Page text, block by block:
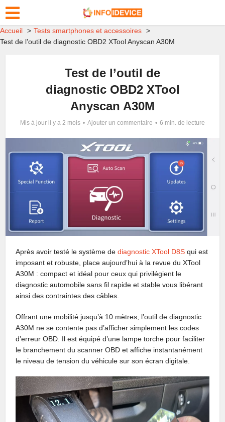
Accueil
Tests smartphones et accessoires
Test de l’outil de diagnostic OBD2 XTool Anyscan A30M
Test de l’outil de
diagnostic OBD2 XTool
Anyscan A30M
Mis à jour il y a 2 mois Ajouter un commentaire 6 min. de lecture
Après avoir testé le système dediagnostic XTool D8S qui est
imposant et robuste, place aujourd’hui à la revue du XTool
A30M : compact et idéal pour ceux qui privilégient le
diagnostic automobile sans fil rapide et stable vous libérant
ainsi des contraintes des câbles.
Offrant une mobilité jusqu’à 10 mètres, l’outil de diagnostic
A30M ne se contente pas d’afficher simplement les codes
d’erreur OBD. Il est équipé d’une lampe torche pour faciliter
le branchement du scanner OBD et affiche instantanément
le niveau de tension du véhicule sur son écran digitale.